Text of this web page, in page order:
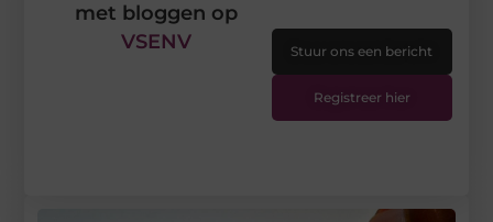
met bloggen op
VSENV
Stuur ons een bericht
Registreer hier